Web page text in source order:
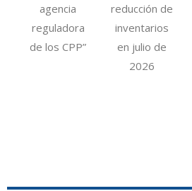
agencia
reguladora
de los CPP”
reducción de
inventarios
en julio de
2026